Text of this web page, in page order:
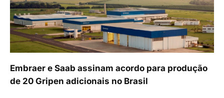
Embraer e Saab assinam acordo para produção
de 20 Gripen adicionais no Brasil